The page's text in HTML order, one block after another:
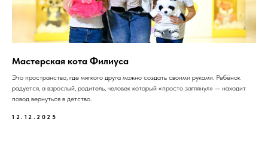
Мастерская кота Филиуса
Это пространство, где мягкого друга можно создать своими руками. Ребёнок
радуется, а взрослый, родитель, человек который «просто заглянул» — находит
повод вернуться в детство.
12.12.2025